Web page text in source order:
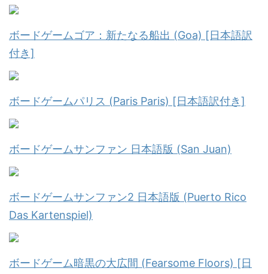
ボードゲームゴア：新たなる船出 (Goa) [日本語訳
付き]
ボードゲームパリス (Paris Paris) [日本語訳付き]
ボードゲームサンファン 日本語版 (San Juan)
ボードゲームサンファン2 日本語版 (Puerto Rico
Das Kartenspiel)
ボードゲーム暗黒の大広間 (Fearsome Floors) [日